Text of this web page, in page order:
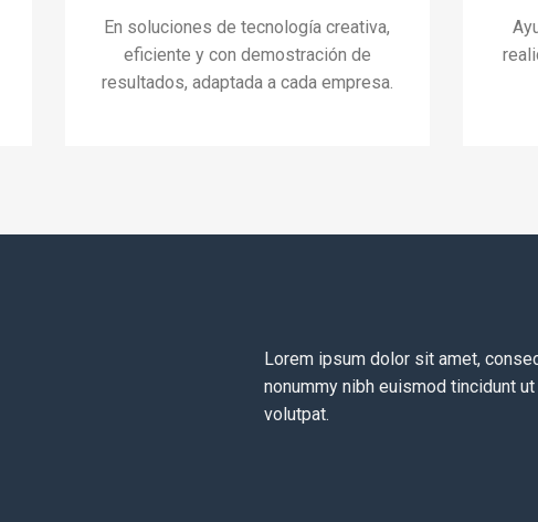
En soluciones de tecnología creativa,
eficiente y con demostración de
resultados, adaptada a cada empresa.
Lorem ipsum dolor sit amet,
nonummy nibh euismod tincidunt
volutpat.